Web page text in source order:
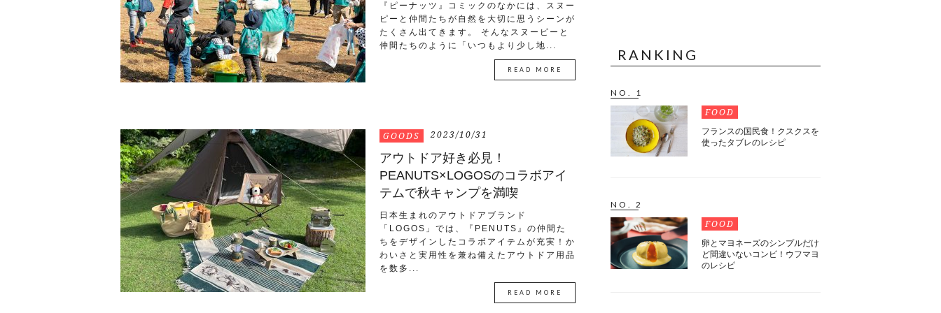
『ピーナッツ』コミックのなかには、スヌー
ピーと仲間たちが自然を大切に思うシーンが
たくさん出てきます。 そんなスヌーピーと
仲間たちのように「いつもより少し地...
READ MORE
GOODS 2023/10/31
アウトドア好き必見！
PEANUTS×LOGOSのコラボアイ
テムで秋キャンプを満喫
日本生まれのアウトドアブランド
「LOGOS」では、『PENUTS』の仲間た
ちをデザインしたコラボアイテムが充実！か
わいさと実用性を兼ね備えたアウトドア用品
を数多...
READ MORE
RANKING
NO. 1
FOOD
フランスの国民食！クスクスを
使ったタブレのレシピ
NO. 2
FOOD
卵とマヨネーズのシンプルだけ
ど間違いないコンビ！ウフマヨ
のレシピ